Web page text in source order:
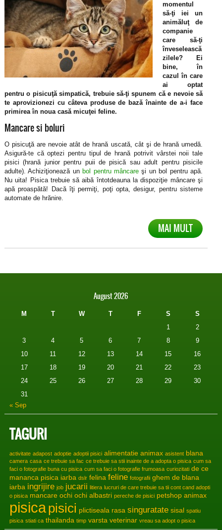
momentul
să-ţi iei un
animăluţ de
companie
care să-ţi
înveselească
zilele? Ei
bine, în
cazul în care
ai optat
pentru o pisicuţă simpatică, trebuie să-ţi spunem că e nevoie să
te aprovizionezi cu câteva produse de bază înainte de a-i face
primirea în noua casă micuţei feline.
Mancare si boluri
O pisicuţă are nevoie atât de hrană uscată, cât şi de hrană umedă.
Asigură-te că optezi pentru tipul de hrană potrivit vârstei noii tale
pisici (hrană junior pentru puii de pisică sau adult pentru pisicile
adulte). Achiziţionează un bol pentru mâncare şi un bol pentru apă.
Nu uita! Pisica trebuie să aibă întotdeauna la dispoziţie mâncare şi
apă proaspătă! Dacă îţi permiţi, poţi opta, desigur, pentru sisteme
automate de hrănire.
MAI MULT
August 2026
M T W T F S
S
1
2
3
4 5 6 7 8
9
10
11 12 13 14 15
16
17
18 19 20 21 22
23
24
25 26 27 28 29
30
31
« Sep
TAGURI
activitate adapost adoptie adoptii pisici alimentatie animax asistent blana
camera casa ce trebuie sa fac ce trebuie sa stii inainte de a adopta o pisica cum sa
faci o fotografie buna cu pisica cum sa faci o fotografie frumoasa curiozitati de ce
mananca pisica iarba dslr felina feline fotografii ghem de blana
iarba ingrijire job jucarii litiera lucruri de care trebuie sa tii cont cand adopti
o pisica mancare ochi ochi albastri pereche de pisici petshop animax
pisicapisici plictiseala rasa singuratate sisal spatiu
pisica stiati ca thailanda timp varsta veterinar vreau sa adopt o pisica